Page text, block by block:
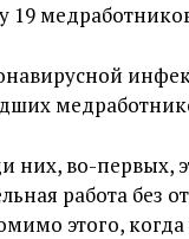
19
них, во-первых,
работа
этого, когда